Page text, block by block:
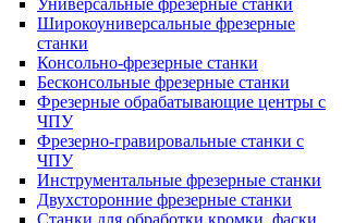
Универсальные фрезерные станки
Широкоуниверсальные фрезерные
станки
Консольно-фрезерные станки
Бесконсольные фрезерные станки
Фрезерные обрабатывающие центры с
ЧПУ
Фрезерно-гравировальные станки с
ЧПУ
Инструментальные фрезерные станки
Двухсторонние фрезерные станки
Станки для обработки кромки, фаски